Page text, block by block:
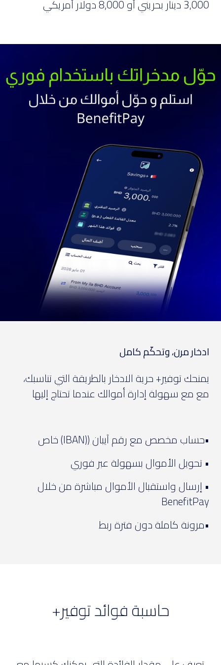
3,000 دينار بحريني أو 8,000 دولار أمريكي
ادخار مرن، وتحكّم كامل
يمنحك توفير+ حرية الادخار بالطريقة التي تناسبك،
مع مع سهولة إدارة أموالك عندما تحتاج إليها
•حساب مخصص مع رقم آيبان ((IBAN) خاص
• تحويل الأموال بسهولة عبر فوري
• إرسال واستقبال الأموال مباشرة من خلال
BenefitPay
•مرونة كاملة دون فترة ربط
حاسبة فوائد توفير+